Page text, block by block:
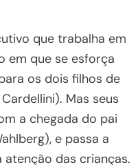
que trabalha em
em que se esforça
os dois filhos de
Mas seus
a chegada do pai
e passa a
das crianças.